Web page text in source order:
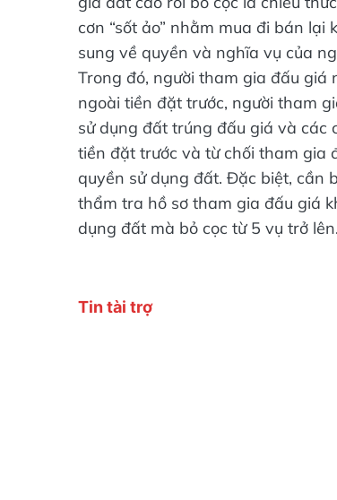
giá đất cao rồi bỏ cọc là chiêu
cơn “sốt ảo” nhằm mua đi bán
sung về quyền và nghĩa vụ của
Trong đó, người tham gia đấu
ngoài tiền đặt trước, người tham
sử dụng đất trúng đấu giá và các
tiền đặt trước và từ chối tham gia
quyền sử dụng đất. Đặc biệt, cần
thẩm tra hồ sơ tham gia đấu giá
dụng đất mà bỏ cọc từ 5 vụ trở lên.